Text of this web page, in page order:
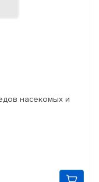
насекомых и